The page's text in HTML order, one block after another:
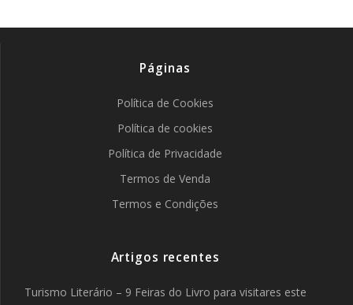
Páginas
Política de Cookies
Política de cookies
Política de Privacidade
Termos de Venda
Termos e Condições
Artigos recentes
Turismo Literário – 9 Feiras do Livro para visitares este